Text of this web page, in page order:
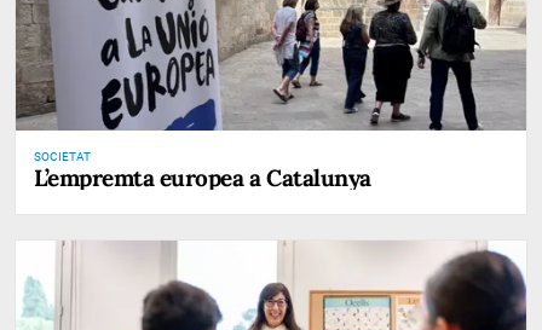
SOCIETAT
L’empremta europea a Catalunya